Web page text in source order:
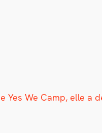
Yes We Camp, elle a